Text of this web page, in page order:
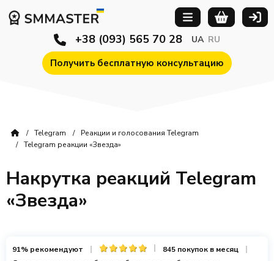
Получить бесплатную консультацию
+38 (093) 565 70 28 UA RU
Telegram
Реакции и голосования Telegram
Telegram реакции «Звезда»
Накрутка реакций Telegram
«Звезда»
91% рекомендуют
845 покупок в месяц